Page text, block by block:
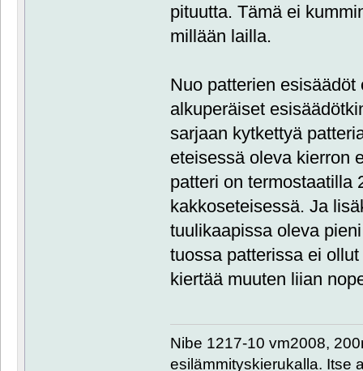
pituutta. Tämä ei
millään lailla.
Nuo patterien
alkuperäiset
sarjaan kytkettyä
eteisessä oleva kierron
patteri on termostaatilla
kakkoseteisessä. Ja
tuulikaapissa oleva
tuossa patterissa ei
kiertää muuten liian
Nibe 1217-10 vm2008,
esilämmityskierukalla. Itse